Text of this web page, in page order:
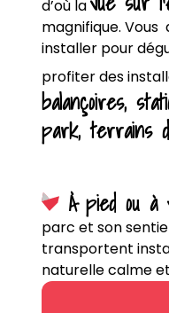
d’où la
magnifique. Vous
installer pour
profiter des
balançoires,
park, terrains
À pied ou à
parc et son
transportent
naturelle calme